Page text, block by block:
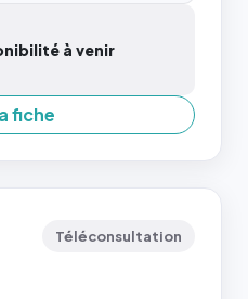
à venir
fiche
Téléconsultation